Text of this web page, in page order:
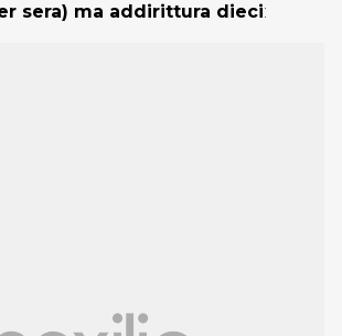
sera) ma addirittura dieci: